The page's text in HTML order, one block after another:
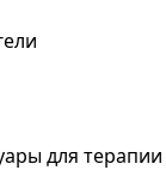
для терапии